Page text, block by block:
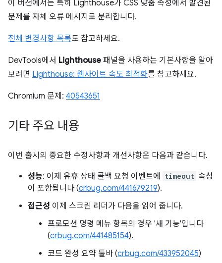
이 버전에서는 특히 Lighthouse가 CSS 맞춤 속성에서 발견된
문제를 자체 오류 메시지로 분리합니다.
전체 변경사항 목록도 참고하세요.
DevTools에서 Lighthouse 패널을 사용하는 기본사항을 알아
보려면 Lighthouse: 웹사이트 속도 최적화를 참고하세요.
Chromium 문제: 40543651
기타 주요 내용
이번 출시의 중요한 수정사항과 개선사항은 다음과 같습니다.
성능: 이제 유휴 상태 콜백 요청 이벤트에 timeout 속성
이 포함됩니다 (crbug.com/441679219).
접근성 이제 스크린 리더가 다음을 읽어 줍니다.
프로모션 명령 메뉴 항목의 경우 '새 기능'입니다
(crbug.com/441485154).
코드 완성 요약 툴바 (crbug.com/433952045)